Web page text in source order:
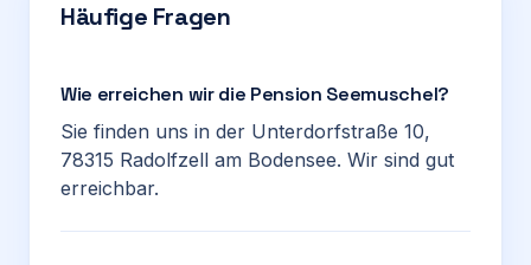
Häufige Fragen
Wie erreichen wir die Pension Seemuschel?
Sie finden uns in der Unterdorfstraße 10,
78315 Radolfzell am Bodensee. Wir sind gut
erreichbar.